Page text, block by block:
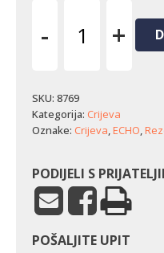
-
CS-
4510ES
količina
+
SKU: 8769
Kategorija: Crijeva
Oznake: Crijeva,ECHO,
PODIJELI S
POŠALJITE UPIT